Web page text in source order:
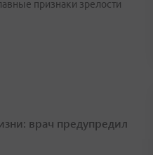
признаки зрелости
врач предупредил